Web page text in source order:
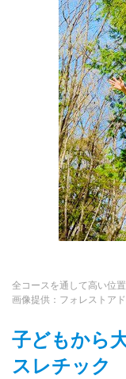
全コースを通して高い位
画像提供：フォレストア
子どもから
スレチック